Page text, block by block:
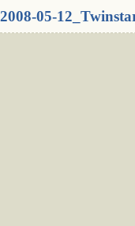
2008-05-